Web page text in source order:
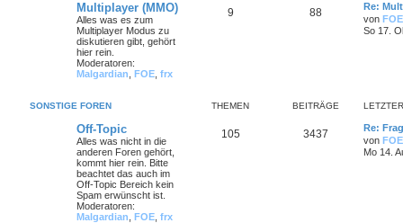
Multiplayer (MMO)
Alles was es zum
Multiplayer Modus zu
diskutieren gibt, gehört
hier rein.
Moderatoren:
Malgardian FOE frx
9 88
Re:
von FOE
So 17.
SONSTIGE FOREN THEMEN BEITRÄGE
Off-Topic
Alles was nicht in die
anderen Foren gehört,
kommt hier rein. Bitte
beachtet das auch im
Off-Topic Bereich kein
Spam erwünscht ist.
Moderatoren:
Malgardian FOE frx
105 3437
Re:
von FOE
Mo 14.